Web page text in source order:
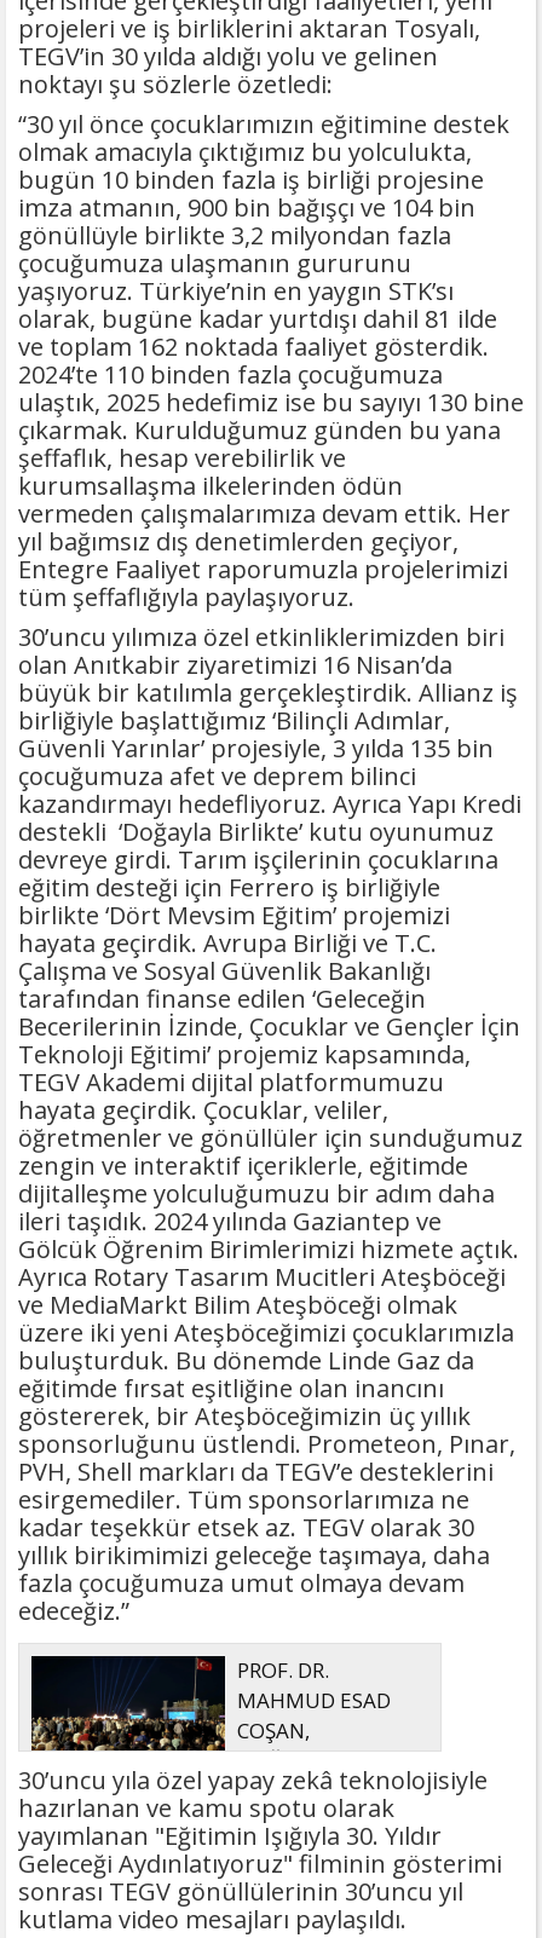
projeleri ve iş birliklerini aktaran Tosyalı,
TEGV’in 30 yılda aldığı yolu ve gelinen
noktayı şu sözlerle özetledi:
“30 yıl önce çocuklarımızın eğitimine destek
olmak amacıyla çıktığımız bu yolculukta,
bugün 10 binden fazla iş birliği projesine
imza atmanın, 900 bin bağışçı ve 104 bin
gönüllüyle birlikte 3,2 milyondan fazla
çocuğumuza ulaşmanın gururunu
yaşıyoruz. Türkiye’nin en yaygın STK’sı
olarak, bugüne kadar yurtdışı dahil 81 ilde
ve toplam 162 noktada faaliyet gösterdik.
2024’te 110 binden fazla çocuğumuza
ulaştık, 2025 hedefimiz ise bu sayıyı 130 bine
çıkarmak. Kurulduğumuz günden bu yana
şeffaflık, hesap verebilirlik ve
kurumsallaşma ilkelerinden ödün
vermeden çalışmalarımıza devam ettik. Her
yıl bağımsız dış denetimlerden geçiyor,
Entegre Faaliyet raporumuzla projelerimizi
tüm şeffaflığıyla paylaşıyoruz.
30’uncu yılımıza özel etkinliklerimizden biri
olan Anıtkabir ziyaretimizi 16 Nisan’da
büyük bir katılımla gerçekleştirdik. Allianz iş
birliğiyle başlattığımız ‘Bilinçli Adımlar,
Güvenli Yarınlar’ projesiyle, 3 yılda 135 bin
çocuğumuza afet ve deprem bilinci
kazandırmayı hedefliyoruz. Ayrıca Yapı Kredi
destekli ‘Doğayla Birlikte’ kutu oyunumuz
devreye girdi. Tarım işçilerinin çocuklarına
eğitim desteği için Ferrero iş birliğiyle
birlikte ‘Dört Mevsim Eğitim’ projemizi
hayata geçirdik. Avrupa Birliği ve T.C.
Çalışma ve Sosyal Güvenlik Bakanlığı
tarafından finanse edilen ‘Geleceğin
Becerilerinin İzinde, Çocuklar ve Gençler İçin
Teknoloji Eğitimi’ projemiz kapsamında,
TEGV Akademi dijital platformumuzu
hayata geçirdik. Çocuklar, veliler,
öğretmenler ve gönüllüler için sunduğumuz
zengin ve interaktif içeriklerle, eğitimde
dijitalleşme yolculuğumuzu bir adım daha
ileri taşıdık. 2024 yılında Gaziantep ve
Gölcük Öğrenim Birimlerimizi hizmete açtık.
Ayrıca Rotary Tasarım Mucitleri Ateşböceği
ve MediaMarkt Bilim Ateşböceği olmak
üzere iki yeni Ateşböceğimizi çocuklarımızla
buluşturduk. Bu dönemde Linde Gaz da
eğitimde fırsat eşitliğine olan inancını
göstererek, bir Ateşböceğimizin üç yıllık
sponsorluğunu üstlendi. Prometeon, Pınar,
PVH, Shell markları da TEGV’e desteklerini
esirgemediler. Tüm sponsorlarımıza ne
kadar teşekkür etsek az. TEGV olarak 30
yıllık birikimimizi geleceğe taşımaya, daha
fazla çocuğumuza umut olmaya devam
edeceğiz.”
PROF. DR.
MAHMUD ESAD
COŞAN,
DOĞUMUNUN
HİCRÎ 91. YILINDA ELAZIĞ'DA YÂD
EDİLECEK
30’uncu yıla özel yapay zekâ teknolojisiyle
hazırlanan ve kamu spotu olarak
yayımlanan "Eğitimin Işığıyla 30. Yıldır
Geleceği Aydınlatıyoruz" filminin gösterimi
sonrası TEGV gönüllülerinin 30’uncu yıl
kutlama video mesajları paylaşıldı.